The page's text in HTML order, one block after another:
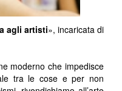
agli artisti», incaricata di
moderno che impedisce
tra le cose e per non